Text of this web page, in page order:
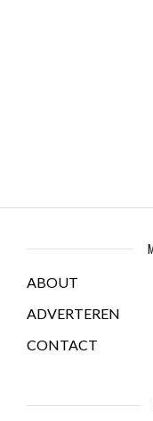
ABOUT
ADVERTEREN
CONTACT